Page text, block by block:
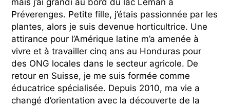
mais j’ai grandi au bord du lac Léman à
Préverenges. Petite fille, j’étais passionnée par les
plantes, alors je suis devenue horticultrice. Une
attirance pour l’Amérique latine m’a amenée à
vivre et à travailler cinq ans au Honduras pour
des ONG locales dans le secteur agricole. De
retour en Suisse, je me suis formée comme
éducatrice spécialisée. Depuis 2010, ma vie a
changé d’orientation avec la découverte de la